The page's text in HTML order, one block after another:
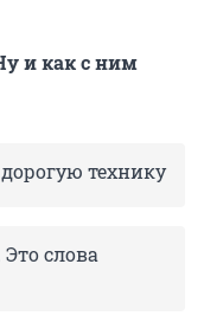
и как с ним
технику
слова